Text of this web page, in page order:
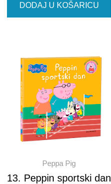
DODAJ U KOŠARICU
Peppa Pig
13. Peppin sportski dan